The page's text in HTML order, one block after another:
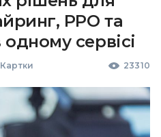
РРО та
сервісі
Картки 23310